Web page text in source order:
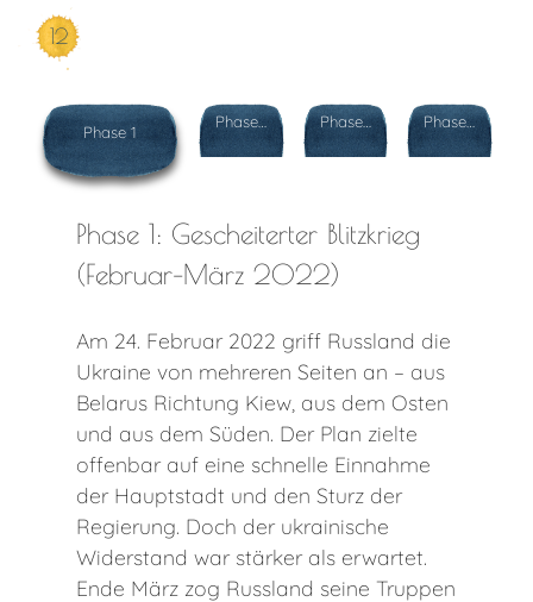
12
Phase 1
Phase 2 Phase 3 Phase 4
Phase 1: Gescheiterter Blitzkrieg
(Februar–März 2022)
Am 24. Februar 2022 griff Russland die
Ukraine von mehreren Seiten an – aus
Belarus Richtung Kiew, aus dem Osten
und aus dem Süden. Der Plan zielte
offenbar auf eine schnelle Einnahme
der Hauptstadt und den Sturz der
Regierung. Doch der ukrainische
Widerstand war stärker als erwartet.
Ende März zog Russland seine Truppen